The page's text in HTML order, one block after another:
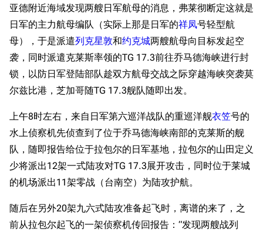
亚德附近海域发现两艘日军航母的消息，弗莱彻断定这就是
日军的主力航母编队（实际上那是日军的祥凤号轻型航
母），于是派遣列克星敦和约克城两艘航母向目标发起空
袭，同时派遣克莱斯率领的TG 17.3前往乔马德海峡进行封
锁，以防日军登陆部队趁双方航母交战之际穿越海峡突袭莫
尔兹比港，芝加哥随TG 17.3舰队随即出发。
上午8时左右，来自日军第六巡洋战队的重巡洋舰衣笠号的
水上侦察机先侦查到了位于乔马德海峡南部的克莱斯的舰
队，随即报告给位于拉包尔的日军基地，拉包尔的山田定义
少将派出12架一式陆攻对TG 17.3展开攻击，同时位于莱城
的机场派出11架零战（台南空）为陆攻护航。
随后在另外20架九六式陆攻准备起飞时，离谱的来了，之
前从拉包尔起飞的一架侦察机传回报告：“发现两艘战列